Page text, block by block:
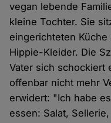
vegan lebende
kleine Tochter. Sie
eingerichteten
Hippie-Kleider. Die
Vater sich schockiert
offenbar nicht mehr
erwidert: "Ich habe
essen: Salat,